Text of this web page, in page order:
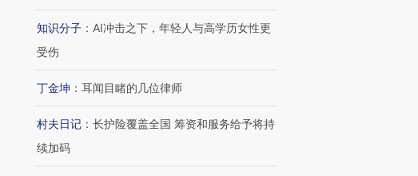
知识分子 ： AI冲击之下，年轻人与高学历女性更
受伤
丁金坤 ： 耳闻目睹的几位律师
村夫日记 ： 长护险覆盖全国 筹资和服务给予将持
续加码